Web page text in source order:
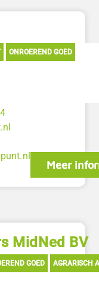
ONROEREND GOED
Meer
MidNed BV
GOED AGRARISCH